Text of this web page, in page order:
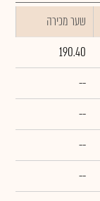
שער מכירה
190.40
--
--
--
--